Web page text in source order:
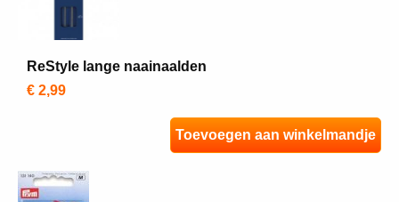
ReStyle lange naainaalden
€ 2,99
Toevoegen aan winkelmandje